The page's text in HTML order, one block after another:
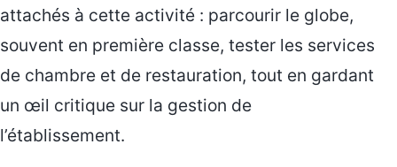
attachés à cette activité : parcourir le globe,
souvent en première classe, tester les services
de chambre et de restauration, tout en gardant
un œil critique sur la gestion de
l’établissement.